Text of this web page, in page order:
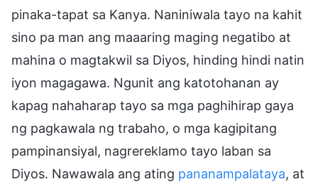
pinaka-tapat sa Kanya. Naniniwala tayo na kahit
sino pa man ang maaaring maging negatibo at
mahina o magtakwil sa Diyos, hinding hindi natin
iyon magagawa. Ngunit ang katotohanan ay
kapag nahaharap tayo sa mga paghihirap gaya
ng pagkawala ng trabaho, o mga kagipitang
pampinansiyal, nagrereklamo tayo laban sa
Diyos. Nawawala ang ating pananampalataya, at